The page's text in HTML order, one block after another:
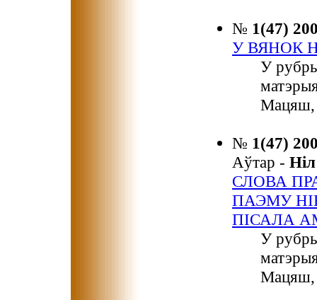
№ 1(47)
У ВЯНОК
У
Мацяш,
№ 1(47)
Аўтар -
СЛОВА
ПАЭМУ
ПІСАЛА
У
Мацяш,